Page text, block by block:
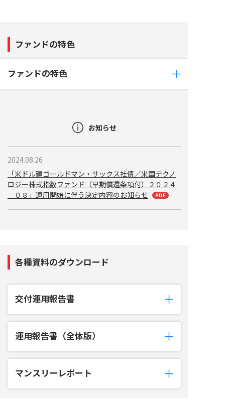
ファンドの特色
ファンドの特色
お知らせ
2024.08.26
「米ドル建ゴールドマン・サックス社債／米国テクノ
ロジー株式指数ファンド（早期償還条項付）２０２４
－０８」運用開始に伴う決定内容のお知らせ
各種資料のダウンロード
交付運用報告書
運用報告書（全体版）
マンスリーレポート